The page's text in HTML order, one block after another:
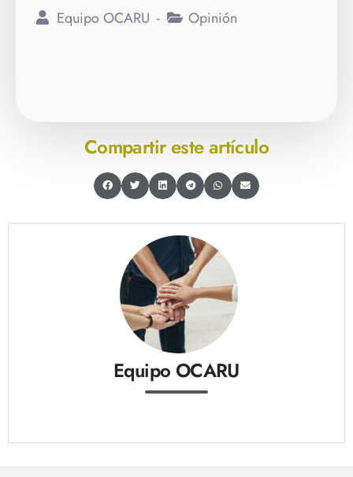
Equipo OCARU Opinión
Compartir este artículo
Equipo OCARU